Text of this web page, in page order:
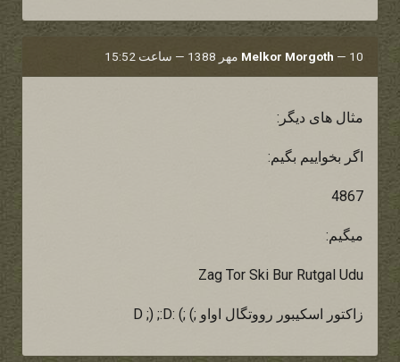
Melkor Morgoth — 10 مهر 1388 — ساعت 15:52
مثال های دیگر:
اگر بخواییم بگیم:
4867
میگیم:
Zag Tor Ski Bur Rutgal Udu
زاکتور اسکیبور رووتگال اواو ;) ;) :D ;) ;:D